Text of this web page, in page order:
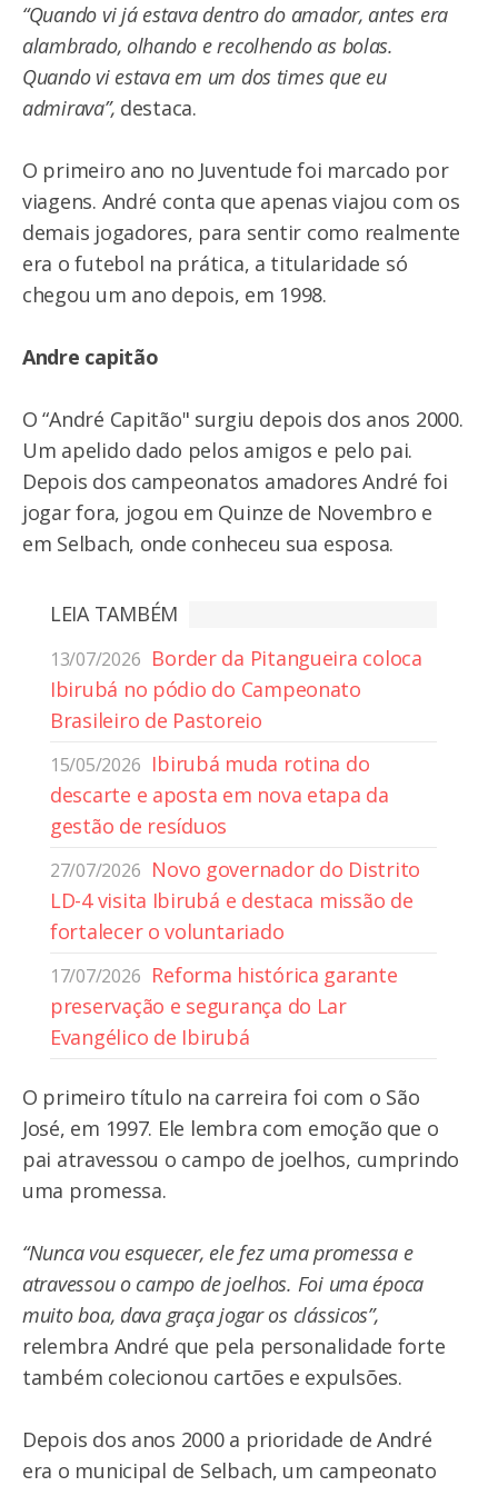
“Quando vi já estava dentro do amador, antes era
alambrado, olhando e recolhendo as bolas.
Quando vi estava em um dos times que eu
admirava”, destaca.
O primeiro ano no Juventude foi marcado por
viagens. André conta que apenas viajou com os
demais jogadores, para sentir como realmente
era o futebol na prática, a titularidade só
chegou um ano depois, em 1998.
Andre capitão
O “André Capitão" surgiu depois dos anos 2000.
Um apelido dado pelos amigos e pelo pai.
Depois dos campeonatos amadores André foi
jogar fora, jogou em Quinze de Novembro e
em Selbach, onde conheceu sua esposa.
LEIA TAMBÉM
13/07/2026 Border da Pitangueira coloca
Ibirubá no pódio do Campeonato
Brasileiro de Pastoreio
15/05/2026 Ibirubá muda rotina do
descarte e aposta em nova etapa da
gestão de resíduos
27/07/2026 Novo governador do Distrito
LD-4 visita Ibirubá e destaca missão de
fortalecer o voluntariado
17/07/2026 Reforma histórica garante
preservação e segurança do Lar
Evangélico de Ibirubá
O primeiro título na carreira foi com o São
José, em 1997. Ele lembra com emoção que o
pai atravessou o campo de joelhos, cumprindo
uma promessa.
“Nunca vou esquecer, ele fez uma promessa e
atravessou o campo de joelhos. Foi uma época
muito boa, dava graça jogar os clássicos”,
relembra André que pela personalidade forte
também colecionou cartões e expulsões.
Depois dos anos 2000 a prioridade de André
era o municipal de Selbach, um campeonato